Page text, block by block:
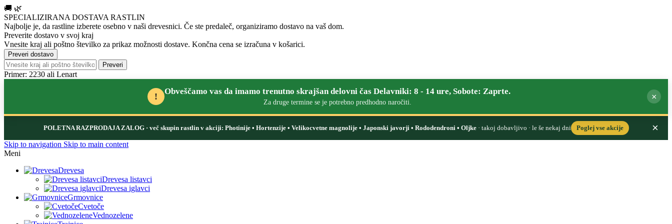
🚚 🌿
SPECIALIZIRANA DOSTAVA RASTLIN
Najbolje je, da rastline izberete osebno v naši drevesnici. Če ste predaleč, organiziramo dostavo na vaš dom.
Preverite dostavo v svoj kraj
Vnesite kraj ali poštno številko za prikaz možnosti dostave. Končna cena se izračuna v košarici.
Preveri dostavo
Preveri
Primer: 2230 ali Lenart
! Obveščamo vas da imamo trenutno skrajšan delovni čas Delavniki: 8 - 14 ure, Sobote: Zaprte.
Za druge termine se je potrebno predhodno naročiti.
×
POLETNA RAZPRODAJA ZALOG· več skupin rastlin v akciji: Photinije • Hortenzije • Velikocvetne magnolije • Japonski javorji • Rododendroni • Oljke· takoj dobavljivo · le še nekaj dni Poglej vse akcije ×
Skip to navigation Skip to main content
Meni
Drevesa
Drevesa listavci
Drevesa iglavci
Grmovnice
Cvetoče
Vednozelene